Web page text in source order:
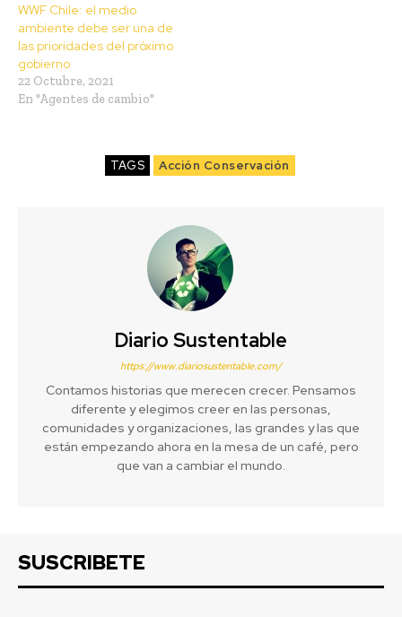
WWF Chile: el medio
ambiente debe ser una de
las prioridades del próximo
gobierno
22 Octubre, 2021
En "Agentes de cambio"
TAGS Acción Conservación
Diario Sustentable
https://www.diariosustentable.com/
Contamos historias que merecen crecer. Pensamos
diferente y elegimos creer en las personas,
comunidades y organizaciones, las grandes y las que
están empezando ahora en la mesa de un café, pero
que van a cambiar el mundo.
SUSCRIBETE